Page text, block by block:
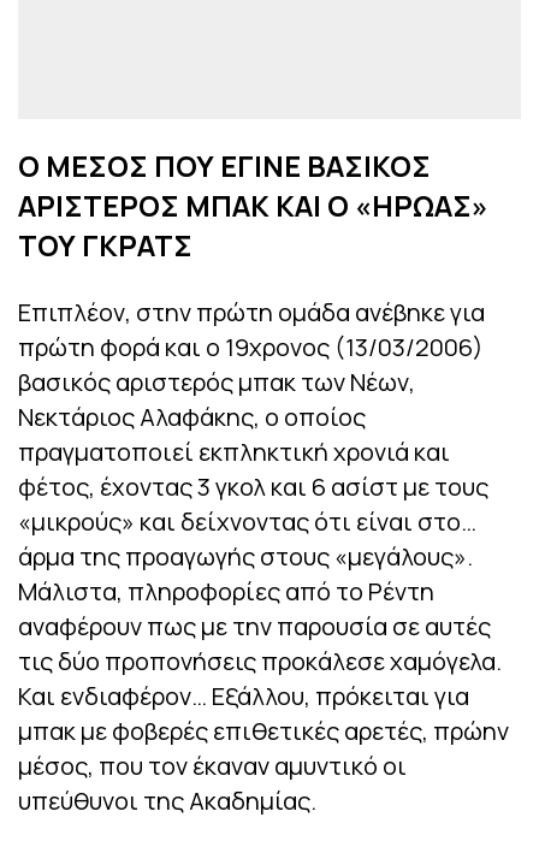
Ο ΜΕΣΟΣ ΠΟΥ ΕΓΙΝΕ ΒΑΣΙΚΟΣ
ΑΡΙΣΤΕΡΟΣ ΜΠΑΚ ΚΑΙ Ο «ΗΡΩΑΣ»
ΤΟΥ ΓΚΡΑΤΣ
Επιπλέον, στην πρώτη ομάδα ανέβηκε για
πρώτη φορά και ο 19χρονος (13/03/2006)
βασικός αριστερός μπακ των Νέων,
Νεκτάριος Αλαφάκης, ο οποίος
πραγματοποιεί εκπληκτική χρονιά και
φέτος, έχοντας 3 γκολ και 6 ασίστ με τους
«μικρούς» και δείχνοντας ότι είναι στο…
άρμα της προαγωγής στους «μεγάλους».
Μάλιστα, πληροφορίες από το Ρέντη
αναφέρουν πως με την παρουσία σε αυτές
τις δύο προπονήσεις προκάλεσε χαμόγελα.
Και ενδιαφέρον… Εξάλλου, πρόκειται για
μπακ με φοβερές επιθετικές αρετές, πρώην
μέσος, που τον έκαναν αμυντικό οι
υπεύθυνοι της Ακαδημίας.